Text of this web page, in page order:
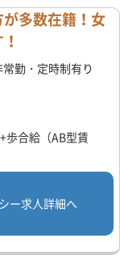
多数在籍！女
勤・定時制有り
歩合給（AB型賃
ー求人詳細へ